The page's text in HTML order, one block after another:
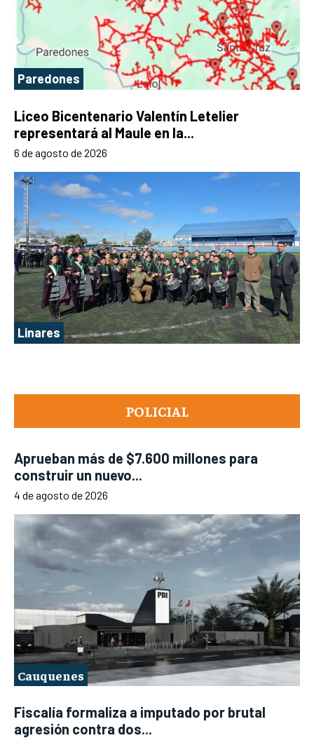
POLICIAL
Aprueban más de $7.600 millones para
construir un nuevo...
4 de agosto de 2026
Cauquenes
Fiscalía formaliza a imputado por brutal
agresión contra dos...
Paredones
Liceo Bicentenario Valentín Letelier
representará al Maule en la...
6 de agosto de 2026
Linares